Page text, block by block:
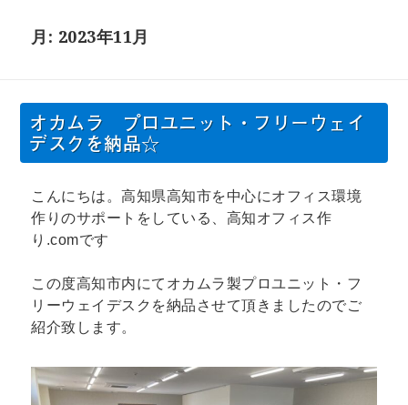
月: 2023年11月
オカムラ プロユニット・フリーウェイ
デスクを納品☆
こんにちは。高知県高知市を中心にオフィス環境
作りのサポートをしている、高知オフィス作
り.comです
この度高知市内にてオカムラ製プロユニット・フ
リーウェイデスクを納品させて頂きましたのでご
紹介致します。